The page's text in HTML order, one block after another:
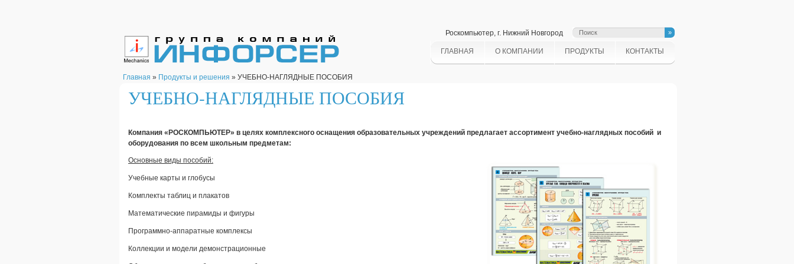
Роскомпьютер, г. Нижний Новгород
ГЛАВНАЯ О КОМПАНИИ ПРОДУКТЫ КОНТАКТЫ
Главная » Продукты и решения » УЧЕБНО-НАГЛЯДНЫЕ ПОСОБИЯ
УЧЕБНО-НАГЛЯДНЫЕ ПОСОБИЯ
Компания «РОСКОМПЬЮТЕР» в целях комплексного оснащения образовательных учреждений предлагает ассортимент учебно-наглядных пособий и
оборудования по всем школьным предметам:
Основные виды пособий:
Учебные карты и глобусы
Комплекты таблиц и плакатов
Математические пирамиды и фигуры
Программно-аппаратные комплексы
Коллекции и модели демонстрационные